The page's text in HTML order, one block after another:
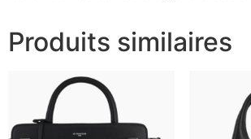
Produits similaires